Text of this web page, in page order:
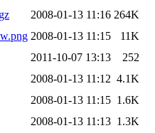
2008-01-13 11:16 264K
2008-01-13 11:15
11K
2011-10-07 13:13
252
2008-01-13 11:12 4.1K
2008-01-13 11:15 1.6K
2008-01-13 11:13 1.3K